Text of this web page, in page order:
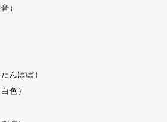
）
んぽぽ）
色）